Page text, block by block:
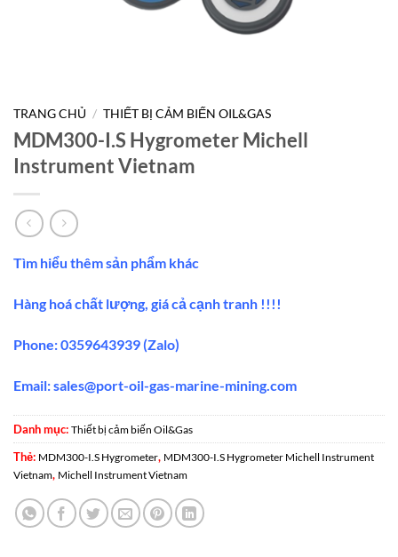
TRANG CHỦ / THIẾT BỊ CẢM BIẾN OIL&GAS
MDM300-I.S Hygrometer Michell
Instrument Vietnam
Tìm hiểu thêm sản phẩm khác
Hàng hoá chất lượng, giá cả cạnh tranh !!!!
Phone: 0359643939 (Zalo)
Email:sales@port-oil-gas-marine-mining.com
Danh mục: Thiết bị cảm biến Oil&Gas
Thẻ: MDM300-I.S Hygrometer, MDM300-I.S Hygrometer Michell Instrument
Vietnam, Michell Instrument Vietnam